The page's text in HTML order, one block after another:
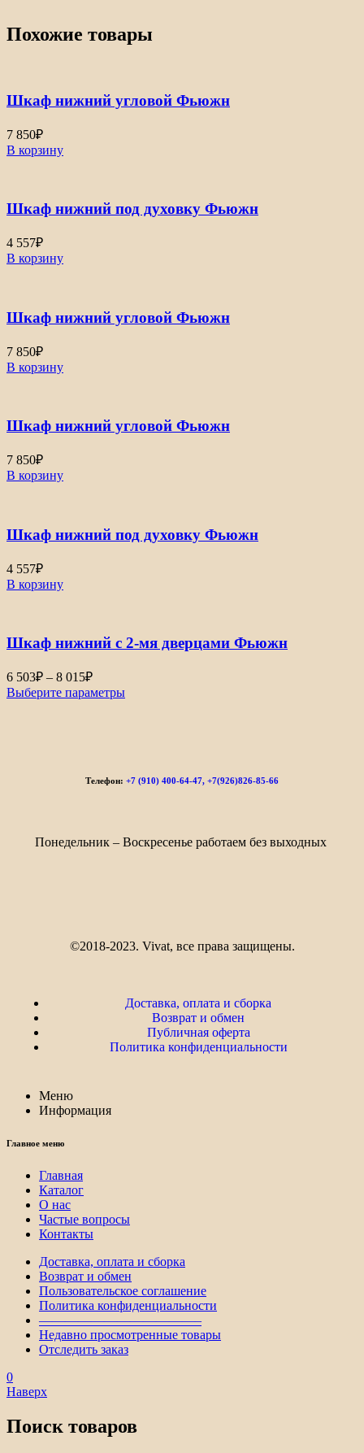
Похожие товары
Шкаф нижний угловой Фьюжн
7 850₽
В корзину
Шкаф нижний под духовку Фьюжн
4 557₽
В корзину
Шкаф нижний угловой Фьюжн
7 850₽
В корзину
Шкаф нижний угловой Фьюжн
7 850₽
В корзину
Шкаф нижний под духовку Фьюжн
4 557₽
В корзину
Шкаф нижний с 2-мя дверцами Фьюжн
6 503₽ – 8 015₽
Выберите параметры
Телефон: +7 (910) 400-64-47, +7(926)826-85-66
Понедельник – Воскресенье работаем без выходных
©2018-2023. Vivat, все права защищены.
Доставка, оплата и сборка
Возврат и обмен
Публичная оферта
Политика конфиденциальности
Меню
Информация
Главное меню
Главная
Каталог
О нас
Частые вопросы
Контакты
Доставка, оплата и сборка
Возврат и обмен
Пользовательское соглашение
Политика конфиденциальности
————————————–
Недавно просмотренные товары
Отследить заказ
0
Наверх
Поиск товаров